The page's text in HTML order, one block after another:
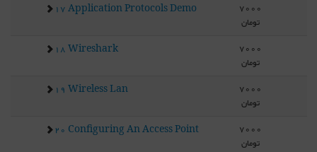
17 Application Protocols Demo
7000
تومان
18 Wireshark
7000
تومان
19 Wireless Lan
7000
تومان
20 Configuring An Access Point
7000
تومان